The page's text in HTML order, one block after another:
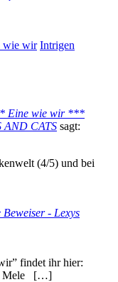
wie wir Intrigen
Eine wie wir ***
AND CATS sagt:
(4/5) und bei
- Lexys
findet ihr hier:
Mele […]